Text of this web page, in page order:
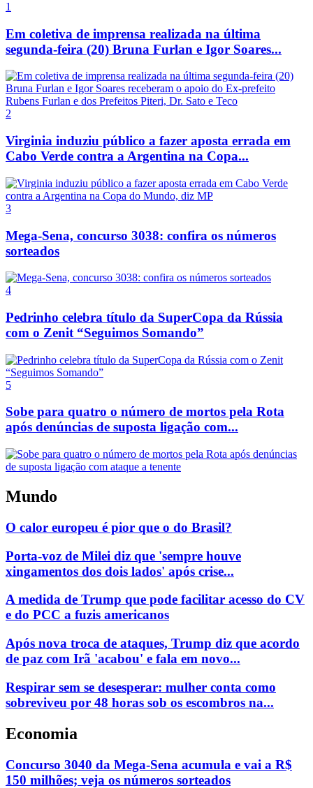
1
Em coletiva de imprensa realizada na última
segunda-feira (20) Bruna Furlan e Igor Soares...
2
Virginia induziu público a fazer aposta errada em
Cabo Verde contra a Argentina na Copa...
3
Mega-Sena, concurso 3038: confira os números
sorteados
4
Pedrinho celebra título da SuperCopa da Rússia
com o Zenit “Seguimos Somando”
5
Sobe para quatro o número de mortos pela Rota
após denúncias de suposta ligação com...
Mundo
O calor europeu é pior que o do Brasil?
Porta-voz de Milei diz que 'sempre houve
xingamentos dos dois lados' após crise...
A medida de Trump que pode facilitar acesso do CV
e do PCC a fuzis americanos
Após nova troca de ataques, Trump diz que acordo
de paz com Irã 'acabou' e fala em novo...
Respirar sem se desesperar: mulher conta como
sobreviveu por 48 horas sob os escombros na...
Economia
Concurso 3040 da Mega-Sena acumula e vai a R$
150 milhões; veja os números sorteados